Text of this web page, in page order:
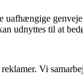
udnyttes til at
Vi